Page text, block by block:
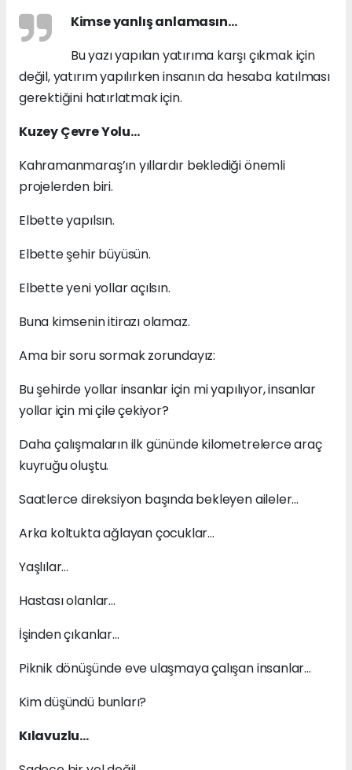
Kimse yanlış anlamasın…
Bu yazı yapılan yatırıma karşı çıkmak için
değil, yatırım yapılırken insanın da hesaba katılması
gerektiğini hatırlatmak için.
Kuzey Çevre Yolu…
Kahramanmaraş’ın yıllardır beklediği önemli
projelerden biri.
Elbette yapılsın.
Elbette şehir büyüsün.
Elbette yeni yollar açılsın.
Buna kimsenin itirazı olamaz.
Ama bir soru sormak zorundayız:
Bu şehirde yollar insanlar için mi yapılıyor, insanlar
yollar için mi çile çekiyor?
Daha çalışmaların ilk gününde kilometrelerce araç
kuyruğu oluştu.
Saatlerce direksiyon başında bekleyen aileler…
Arka koltukta ağlayan çocuklar…
Yaşlılar…
Hastası olanlar…
İşinden çıkanlar…
Piknik dönüşünde eve ulaşmaya çalışan insanlar…
Kim düşündü bunları?
Kılavuzlu…